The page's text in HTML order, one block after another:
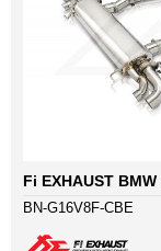
Fi EXHAUST
BN-G16V8F-CBE